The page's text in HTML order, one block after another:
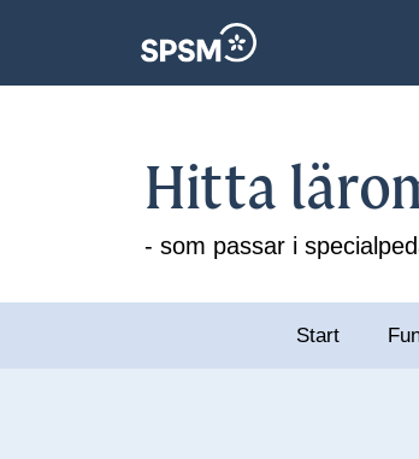
Hitta
- som passar i
Start